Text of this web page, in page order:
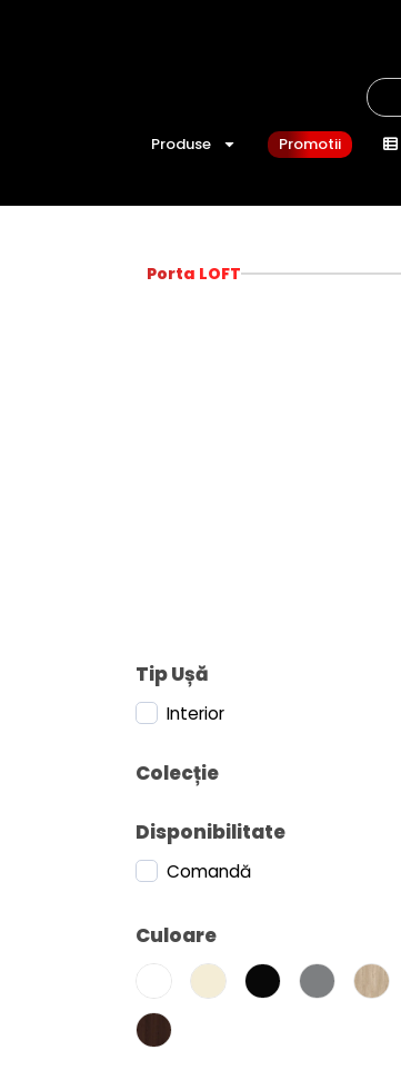
Produse Promotii
Porta LOFT
Tip Ușă
Interior
Colecție
Disponibilitate
Comandă
Culoare